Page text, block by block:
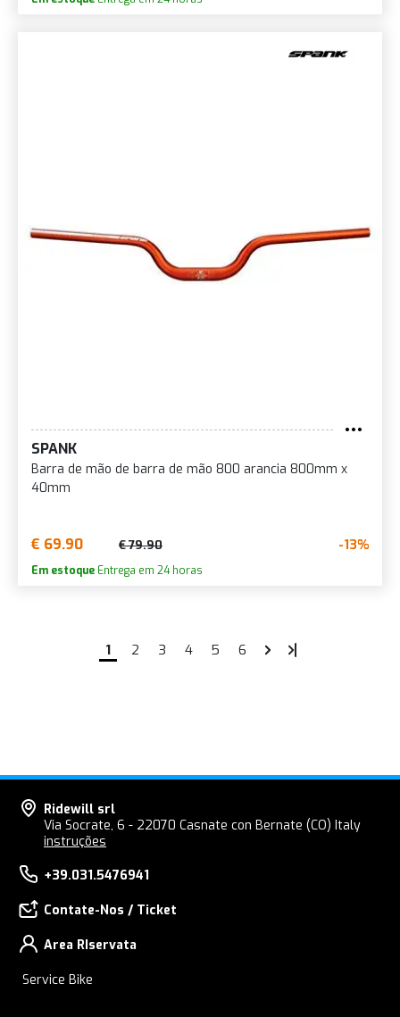
SPANK
Barra de mão de barra de mão 800 arancia 800mm x
40mm
€ 69.90 € 79.90 -13%
Em estoque Entrega em 24 horas
1 2 3 4 5 6
Ridewill srl
Via Socrate, 6 - 22070 Casnate con Bernate (CO) Italy
instruções
+39.031.5476941
Contate-Nos / Ticket
Area RIservata
Service Bike